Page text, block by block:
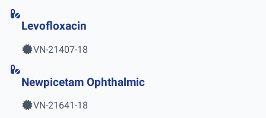
Levofloxacin
VN-21407-18
Newpicetam Ophthalmic
VN-21641-18